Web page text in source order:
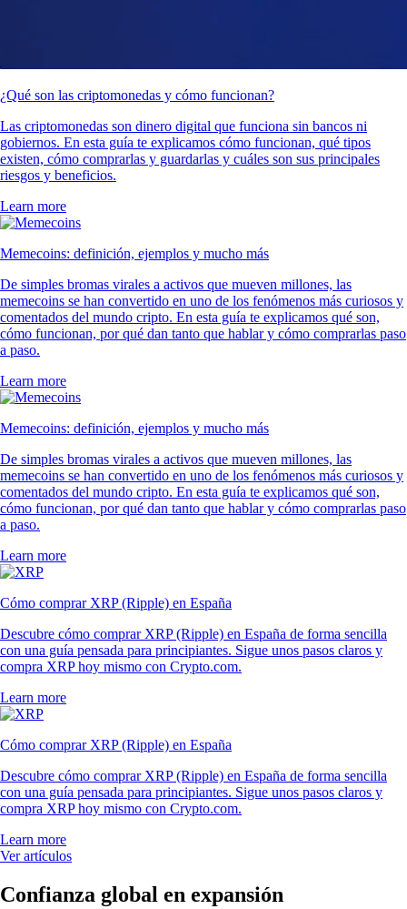
¿Qué son las criptomonedas y cómo funcionan?
Las criptomonedas son dinero digital que funciona sin bancos ni
gobiernos. En esta guía te explicamos cómo funcionan, qué tipos
existen, cómo comprarlas y guardarlas y cuáles son sus principales
riesgos y beneficios.
Learn more
Memecoins: definición, ejemplos y mucho más
De simples bromas virales a activos que mueven millones, las
memecoins se han convertido en uno de los fenómenos más curiosos y
comentados del mundo cripto. En esta guía te explicamos qué son,
cómo funcionan, por qué dan tanto que hablar y cómo comprarlas paso
a paso.
Learn more
Memecoins: definición, ejemplos y mucho más
De simples bromas virales a activos que mueven millones, las
memecoins se han convertido en uno de los fenómenos más curiosos y
comentados del mundo cripto. En esta guía te explicamos qué son,
cómo funcionan, por qué dan tanto que hablar y cómo comprarlas paso
a paso.
Learn more
Cómo comprar XRP (Ripple) en España
Descubre cómo comprar XRP (Ripple) en España de forma sencilla
con una guía pensada para principiantes. Sigue unos pasos claros y
compra XRP hoy mismo con Crypto.com.
Learn more
Cómo comprar XRP (Ripple) en España
Descubre cómo comprar XRP (Ripple) en España de forma sencilla
con una guía pensada para principiantes. Sigue unos pasos claros y
compra XRP hoy mismo con Crypto.com.
Learn more
Ver artículos
Confianza global en expansión